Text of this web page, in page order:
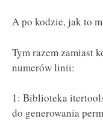
A po kodzie, jak to
Tym razem zamiast
numerów linii:
1: Biblioteka
do generowania